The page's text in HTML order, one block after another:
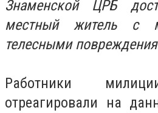
Знаменской ЦРБ
местный житель с
телесными
Работники
отреагировали на